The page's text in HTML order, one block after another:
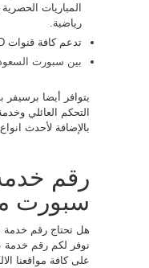
المباريات
رياضية.
تدعم كافة قنوات HD وقنوات Full HD بدقة 1080p.
بين سبورت
يتوافر أيضا برسيفر
التحكم العائلي
بالإضافة لأحدث
رقم
سبورت
هل تحتاج رقم خدمة
نوفر لكم رقم خدمة
على كافة مواقعنا